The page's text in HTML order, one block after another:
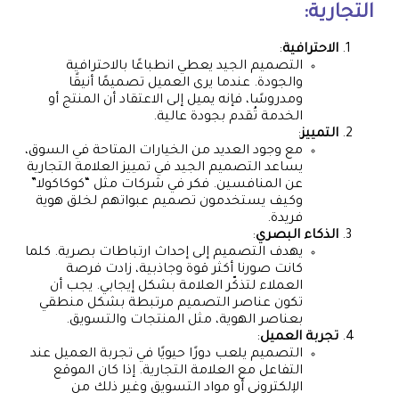
التجارية:
الاحترافية:
التصميم الجيد يعطي انطباعًا بالاحترافية
والجودة. عندما يرى العميل تصميمًا أنيقًا
ومدروسًا، فإنه يميل إلى الاعتقاد أن المنتج أو
الخدمة تُقدم بجودة عالية.
التمييز:
مع وجود العديد من الخيارات المتاحة في السوق،
يساعد التصميم الجيد في تمييز العلامة التجارية
عن المنافسين. فكر في شركات مثل “كوكاكولا”
وكيف يستخدمون تصميم عبواتهم لخلق هوية
فريدة.
الذكاء البصري:
يهدف التصميم إلى إحداث ارتباطات بصرية. كلما
كانت صورنا أكثر قوة وجاذبية، زادت فرصة
العملاء لتذكّر العلامة بشكل إيجابي. يجب أن
تكون عناصر التصميم مرتبطة بشكل منطقي
بعناصر الهوية، مثل المنتجات والتسويق.
تجربة العميل:
التصميم يلعب دورًا حيويًا في تجربة العميل عند
التفاعل مع العلامة التجارية. إذا كان الموقع
الإلكتروني أو مواد التسويق وغير ذلك من